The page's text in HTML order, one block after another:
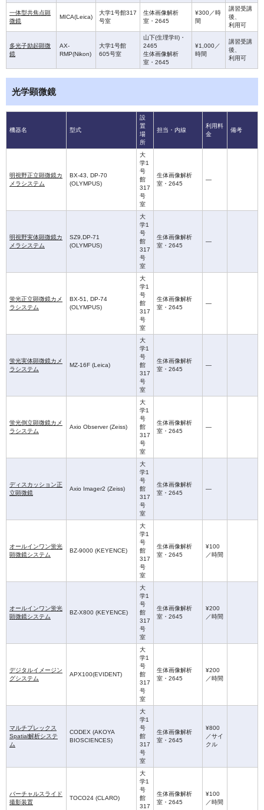
一体型共焦点顕
微鏡
MICA(Leica)
大学1号館317
号室
生体画像解析
室・2645
¥300／時
間
講習受講
後、
利用可
多光子励起顕微
鏡
AX-
RMP(Nikon)
大学1号館
605号室
山下(生理学II)・
2465
生体画像解析
室・2645
¥1,000／
時間
講習受講
後、
利用可
光学顕微鏡
機器名 型式
設
置
場
所
担当・内線
利用料
金
備考
明視野正立顕微鏡カ
メラシステム
BX-43, DP-70
(OLYMPUS)
大
学1
号
館
317
号
室
生体画像解析
室・2645
—
明視野実体顕微鏡カ
メラシステム
SZ9,DP-71
(OLYMPUS)
大
学1
号
館
317
号
室
生体画像解析
室・2645
—
蛍光正立顕微鏡カメ
ラシステム
BX-51, DP-74
(OLYMPUS)
大
学1
号
館
317
号
室
生体画像解析
室・2645
—
蛍光実体顕微鏡カメ
ラシステム
MZ-16F (Leica)
大
学1
号
館
317
号
室
生体画像解析
室・2645
—
蛍光倒立顕微鏡カメ
ラシステム
Axio Observer (Zeiss)
大
学1
号
館
317
号
室
生体画像解析
室・2645
—
ディスカッション正
立顕微鏡
Axio Imager2 (Zeiss)
大
学1
号
館
317
号
室
生体画像解析
室・2645
—
オールインワン蛍光
顕微鏡システム
BZ-9000 (KEYENCE)
大
学1
号
館
317
号
室
生体画像解析
室・2645
¥100
／時間
オールインワン蛍光
顕微鏡システム
BZ-X800 (KEYENCE)
大
学1
号
館
317
号
室
生体画像解析
室・2645
¥200
／時間
デジタルイメージン
グシステム
APX100(EVIDENT)
大
学1
号
館
317
号
室
生体画像解析
室・2645
¥200
／時間
マルチプレックス
Spatial解析システ
ム
CODEX (AKOYA
BIOSCIENCES)
大
学1
号
館
317
号
室
生体画像解析
室・2645
¥800
／サイ
クル
バーチャルスライド
撮影装置
TOCO24 (CLARO)
大
学1
号
館
317
生体画像解析
室・2645
¥100
／時間